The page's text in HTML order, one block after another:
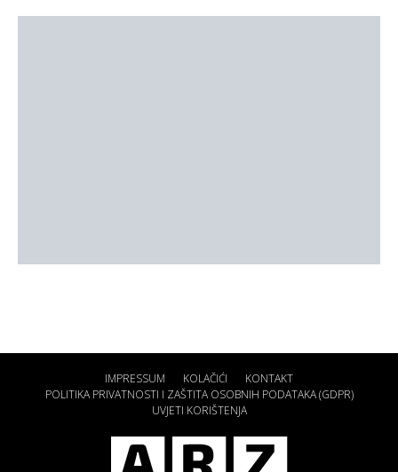
IMPRESSUM KOLAČIĆI
KONTAKT
POLITIKA PRIVATNOSTI I ZAŠTITA OSOBNIH PODATAKA (GDPR)
UVJETI KORIŠTENJA